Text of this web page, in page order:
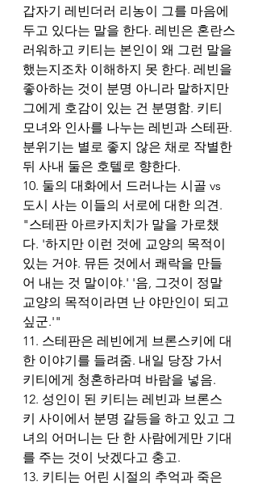
갑자기 레빈더러 리농이 그를 마음에
두고 있다는 말을 한다. 레빈은 혼란스
러워하고 키티는 본인이 왜 그런 말을
했는지조차 이해하지 못 한다. 레빈을
좋아하는 것이 분명 아니라 말하지만
그에게 호감이 있는 건 분명함. 키티
모녀와 인사를 나누는 레빈과 스테판.
분위기는 별로 좋지 않은 채로 작별한
뒤 사내 둘은 호텔로 향한다.
10. 둘의 대화에서 드러나는 시골 vs
도시 사는 이들의 서로에 대한 의견.
"스테판 아르카지치가 말을 가로챘
다. '하지만 이런 것에 교양의 목적이
있는 거야. 뮤든 것에서 쾌락을 만들
어 내는 것 말이야.' '음, 그것이 정말
교양의 목적이라면 난 야만인이 되고
싶군.'"
11. 스테판은 레빈에게 브론스키에 대
한 이야기를 들려줌. 내일 당장 가서
키티에게 청혼하라며 바람을 넣음.
12. 성인이 된 키티는 레빈과 브론스
키 사이에서 분명 갈등을 하고 있고 그
녀의 어머니는 단 한 사람에게만 기대
를 주는 것이 낫겠다고 충고.
13. 키티는 어린 시절의 추억과 죽은